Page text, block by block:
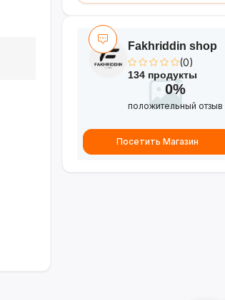
Fakhriddin shop
(0)
134 продукты
0%
положительный отзыв
Посетить Магазин